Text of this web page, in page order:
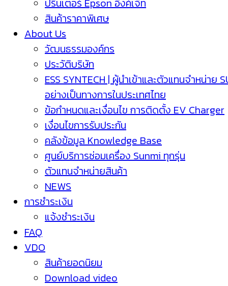
ปริ้นเตอร์ Epson อิงค์เจ็ท
สินค้าราคาพิเศษ
About Us
วัฒนธรรมองค์กร
ประวัติบริษัท
ESS SYNTECH | ผู้นำเข้าและตัวแทนจำหน่าย
อย่างเป็นทางการในประเทศไทย
ข้อกำหนดและเงื่อนไข การติดตั้ง EV Charger
เงื่อนไขการรับประกัน
คลังข้อมูล Knowledge Base
ศูนย์บริการซ่อมเครื่อง Sunmi ทุกรุ่น
ตัวแทนจำหน่ายสินค้า
NEWS
การชำระเงิน
แจ้งชำระเงิน
FAQ
VDO
สินค้ายอดนิยม
Download video